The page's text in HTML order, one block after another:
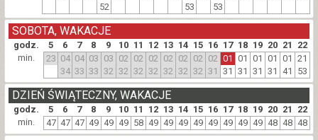
52
53
53
godz. 5 6 7 8 9 10 11 12 13 14 15 16 17 18 19 20 21 22
SOBOTA, WAKACJE
min. 23 04
34
04
33
03
33
03
32
02
32
02
32
02
32
02
32
02
32
02
32
02
31
01
31
01
31
01
31
01
31
01
41
21
53
godz. 5 6 7 8 9 10 11 12 13 14 15 16 17 18 19 20 21 22
DZIEŃ ŚWIĄTECZNY, WAKACJE
min. 47 47 47 49 49 49 58 49 49 49 49 49 49 49 49 48 48 48